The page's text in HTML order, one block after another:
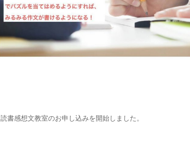
読書感想文教室のお申し込みを開始しました。